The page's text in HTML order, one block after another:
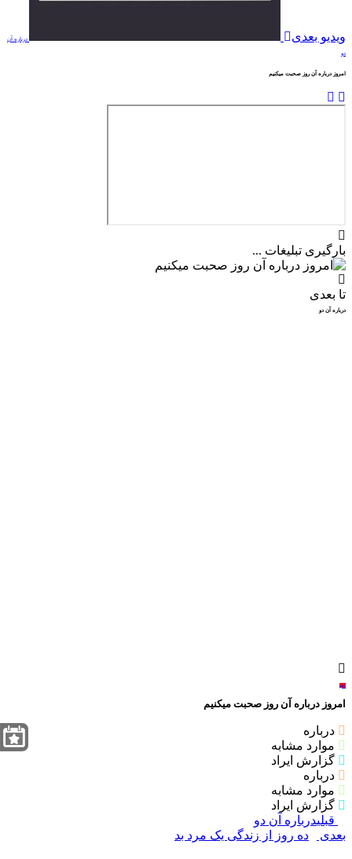
ویدیو بعدی درباره آن
دو
امروز درباره آن روز صحبت میکنیم
بارگیری تبلیغات ...
تا بعدی
درباره آن دو
لغو
امروز درباره آن روز صحبت میکنیم
درباره
موارد مشابه
گزارش ایراد
درباره
موارد مشابه
گزارش ایراد
قبلیدرباره آن دو
بعدی
ده روز از زندگی یک مرد بد